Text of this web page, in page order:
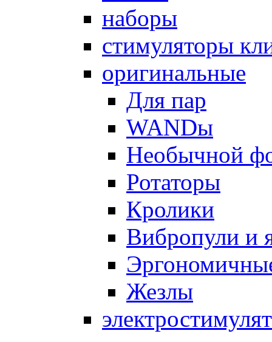
наборы
стимуляторы
оригинальные
Для пар
WANDы
Необычной
Ротаторы
Кролики
Вибропули и
Жезлы